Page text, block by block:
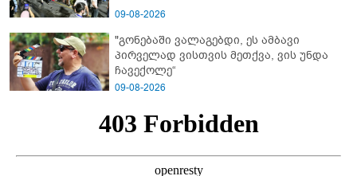
09-08-2026
"გონებაში ვალაგებდი, ეს ამბავი
პირველად ვისთვის მეთქვა, ვის უნდა
ჩავექოლე“
09-08-2026